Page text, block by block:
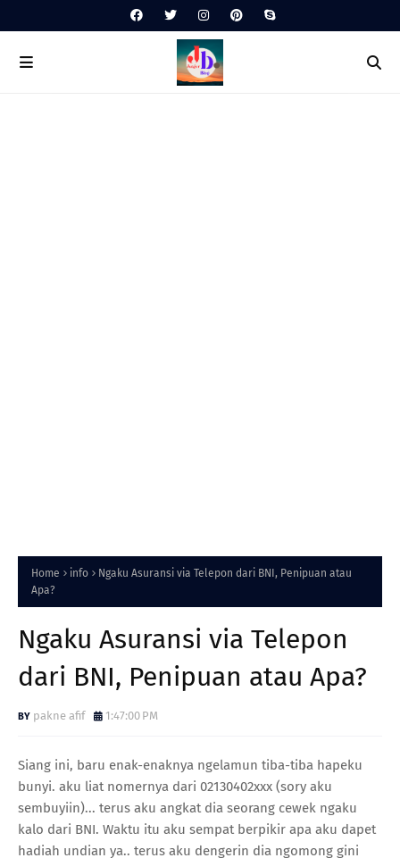
Home info
Ngaku Asuransi via Telepon dari BNI, Penipuan atau
Apa?
Ngaku Asuransi via Telepon
dari BNI, Penipuan atau Apa?
pakne afif 1:47:00 PM
Siang ini, baru enak-enaknya ngelamun tiba-tiba hapeku
bunyi. aku liat nomernya dari 02130402xxx (sory aku
sembuyiin)... terus aku angkat dia seorang cewek ngaku
kalo dari BNI. Waktu itu aku sempat berpikir apa aku dapet
hadiah undian ya.. terus aku dengerin dia ngomong gini